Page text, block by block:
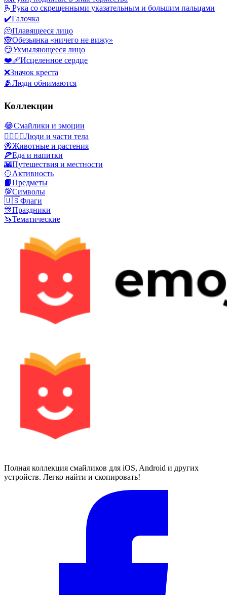
🫰 Рука со скрещенными указательным и большим пальцами
✔️Галочка
🫠Плавящееся лицо
🙈Обезьянка «ничего не вижу»
😏Ухмыляющееся лицо
❤️‍🩹Исцеленное сердце
❌Значок креста
🫂Люди обнимаются
Коллекции
😂Смайлики и эмоции
👩‍❤️‍💋‍👨Люди и части тела
🐝Животные и растения
🍕Еда и напитки
🌇Путешествия и местности
🥎Активность
📙Предметы
💯Символы
🇺🇸Флаги
🎊Праздники
🦄Тематические
Полная коллекция смайликов для iOS, Android и других
устройств. Легко найти и скопировать!